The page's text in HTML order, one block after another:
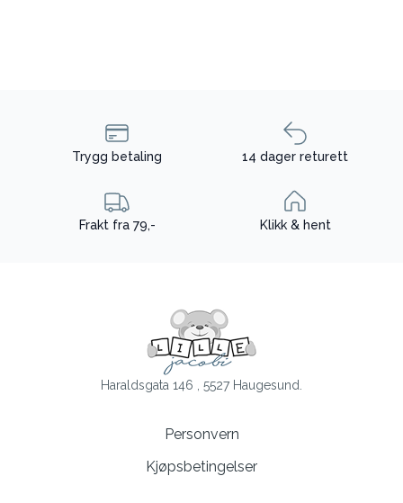
Trygg betaling 14 dager returett
Frakt fra 79,- Klikk & hent
Haraldsgata 146 , 5527 Haugesund.
Personvern
Kjøpsbetingelser